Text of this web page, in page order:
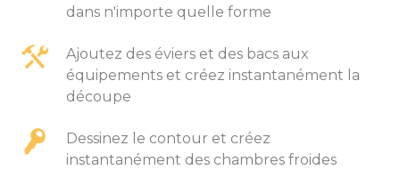
dans n'importe quelle forme
Ajoutez des éviers et des bacs aux
équipements et créez instantanément la
découpe
Dessinez le contour et créez
instantanément des chambres froides